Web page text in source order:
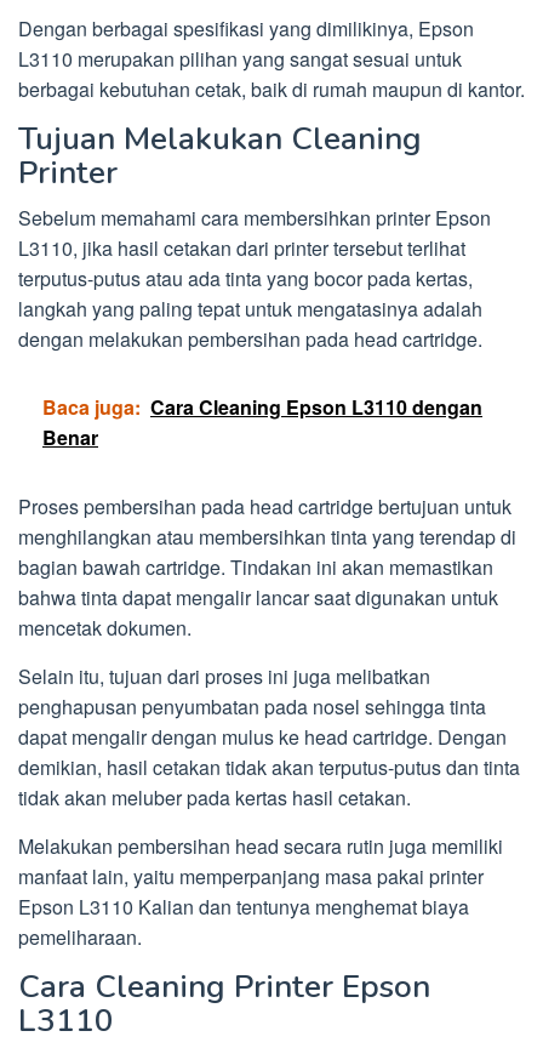
Dengan berbagai spesifikasi yang dimilikinya, Epson
L3110 merupakan pilihan yang sangat sesuai untuk
berbagai kebutuhan cetak, baik di rumah maupun di kantor.
Tujuan Melakukan Cleaning
Printer
Sebelum memahami cara membersihkan printer Epson
L3110, jika hasil cetakan dari printer tersebut terlihat
terputus-putus atau ada tinta yang bocor pada kertas,
langkah yang paling tepat untuk mengatasinya adalah
dengan melakukan pembersihan pada head cartridge.
Baca juga: Cara Cleaning Epson L3110 dengan
Benar
Proses pembersihan pada head cartridge bertujuan untuk
menghilangkan atau membersihkan tinta yang terendap di
bagian bawah cartridge. Tindakan ini akan memastikan
bahwa tinta dapat mengalir lancar saat digunakan untuk
mencetak dokumen.
Selain itu, tujuan dari proses ini juga melibatkan
penghapusan penyumbatan pada nosel sehingga tinta
dapat mengalir dengan mulus ke head cartridge. Dengan
demikian, hasil cetakan tidak akan terputus-putus dan tinta
tidak akan meluber pada kertas hasil cetakan.
Melakukan pembersihan head secara rutin juga memiliki
manfaat lain, yaitu memperpanjang masa pakai printer
Epson L3110 Kalian dan tentunya menghemat biaya
pemeliharaan.
Cara Cleaning Printer Epson
L3110